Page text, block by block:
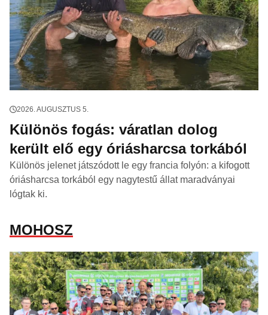
2026. AUGUSZTUS 5.
Különös fogás: váratlan dolog
került elő egy óriásharcsa torkából
Különös jelenet játszódott le egy francia folyón: a kifogott
óriásharcsa torkából egy nagytestű állat maradványai
lógtak ki.
MOHOSZ